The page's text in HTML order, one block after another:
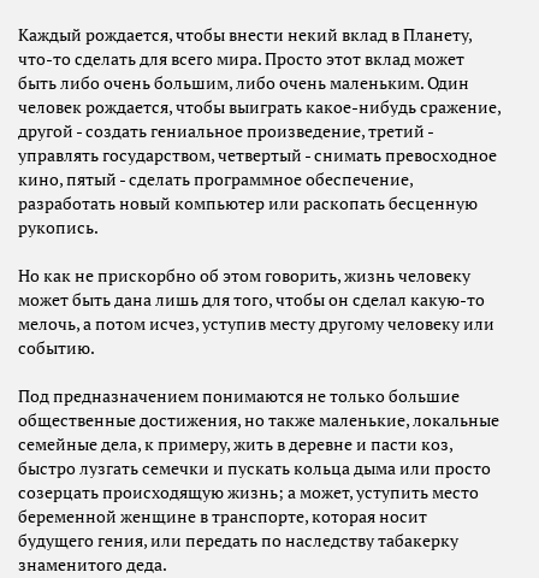
Каждый рождается, чтобы внести некий вклад в Планету,
что-то сделать для всего мира. Просто этот вклад может
быть либо очень большим, либо очень маленьким. Один
человек рождается, чтобы выиграть какое-нибудь сражение,
другой - создать гениальное произведение, третий -
управлять государством, четвертый - снимать превосходное
кино, пятый - сделать программное обеспечение,
разработать новый компьютер или раскопать бесценную
рукопись.
Но как не прискорбно об этом говорить, жизнь человеку
может быть дана лишь для того, чтобы он сделал какую-то
мелочь, а потом исчез, уступив месту другому человеку или
событию.
Под предназначением понимаются не только большие
общественные достижения, но также маленькие, локальные
семейные дела, к примеру, жить в деревне и пасти коз,
быстро лузгать семечки и пускать кольца дыма или просто
созерцать происходящую жизнь; а может, уступить место
беременной женщине в транспорте, которая носит
будущего гения, или передать по наследству табакерку
знаменитого деда.